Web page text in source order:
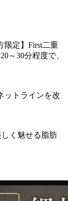
限定】First二重
～30分程度で、
ットラインを改
く魅せる脂肪